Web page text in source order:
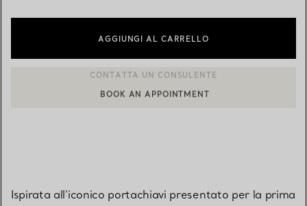
AGGIUNGI AL CARRELLO
CONTATTA UN CONSULENTE CLIENTI O PRENOTA UN
Ispirata all'iconico portachiavi presentato per la prima